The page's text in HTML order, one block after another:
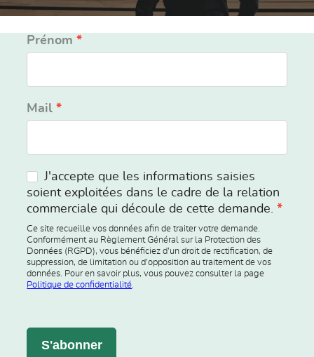
Inscription
newsletter
Prénom*
Mail*
J'accepte que les informations saisies
soient exploitées dans le cadre de la relation
commerciale qui découle de cette demande.*
Ce site recueille vos données afin de traiter votre demande.
Conformément au Règlement Général sur la Protection des
Données (RGPD), vous bénéficiez d’un droit de rectification, de
suppression, de limitation ou d’opposition au traitement de vos
données. Pour en savoir plus, vous pouvez consulter la page
Politique de confidentialité.
S'abonner